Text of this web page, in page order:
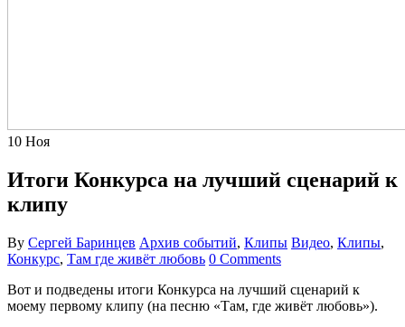
10 Ноя
Итоги Конкурса на лучший сценарий к
клипу
By Сергей Баринцев Архив событий, Клипы Видео, Клипы,
Конкурс, Там где живёт любовь 0 Comments
Вот и подведены итоги Конкурса на лучший сценарий к
моему первому клипу (на песню «Там, где живёт любовь»).